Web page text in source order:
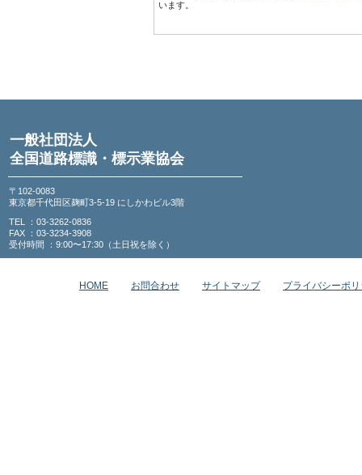
います。
一般社団法人
全国道路標識・標示業協会
〒102-0083
東京都千代田区麹町3-5-19 にしかわビル3階
TEL ：03-3262-0836
FAX ：03-3234-3908
受付時間 ：9:00〜17:30（土日祝を除く）
HOME お問合わせ サイトマップ プライバシーポ